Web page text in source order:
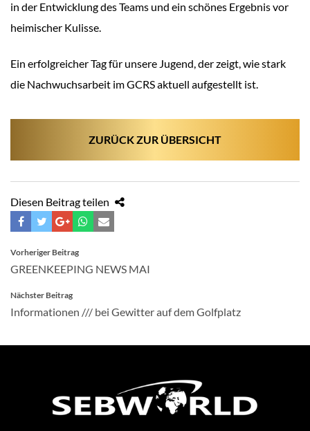
in der Entwicklung des Teams und ein schönes Ergebnis vor
heimischer Kulisse.
Ein erfolgreicher Tag für unsere Jugend, der zeigt, wie stark
die Nachwuchsarbeit im GCRS aktuell aufgestellt ist.
ZURÜCK ZUR ÜBERSICHT
Diesen Beitrag teilen
BEITRAGSNAVIGATION
Vorheriger Beitrag
GREENKEEPING NEWS MAI
Nächster Beitrag
Informationen /// bei Gewitter auf dem Golfplatz